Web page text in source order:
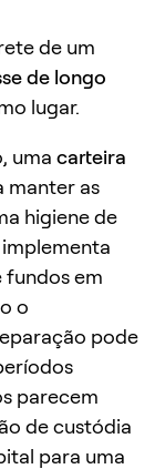
de um
de longo
lugar.
uma carteira
manter as
higiene de
fundos em
o
pode
parecem
de custódia
para uma